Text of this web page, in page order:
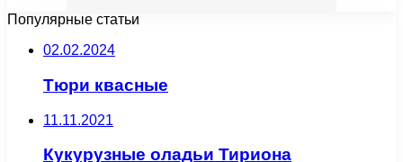
Популярные статьи
02.02.2024
Тюри квасные
11.11.2021
Кукурузные оладьи Тириона